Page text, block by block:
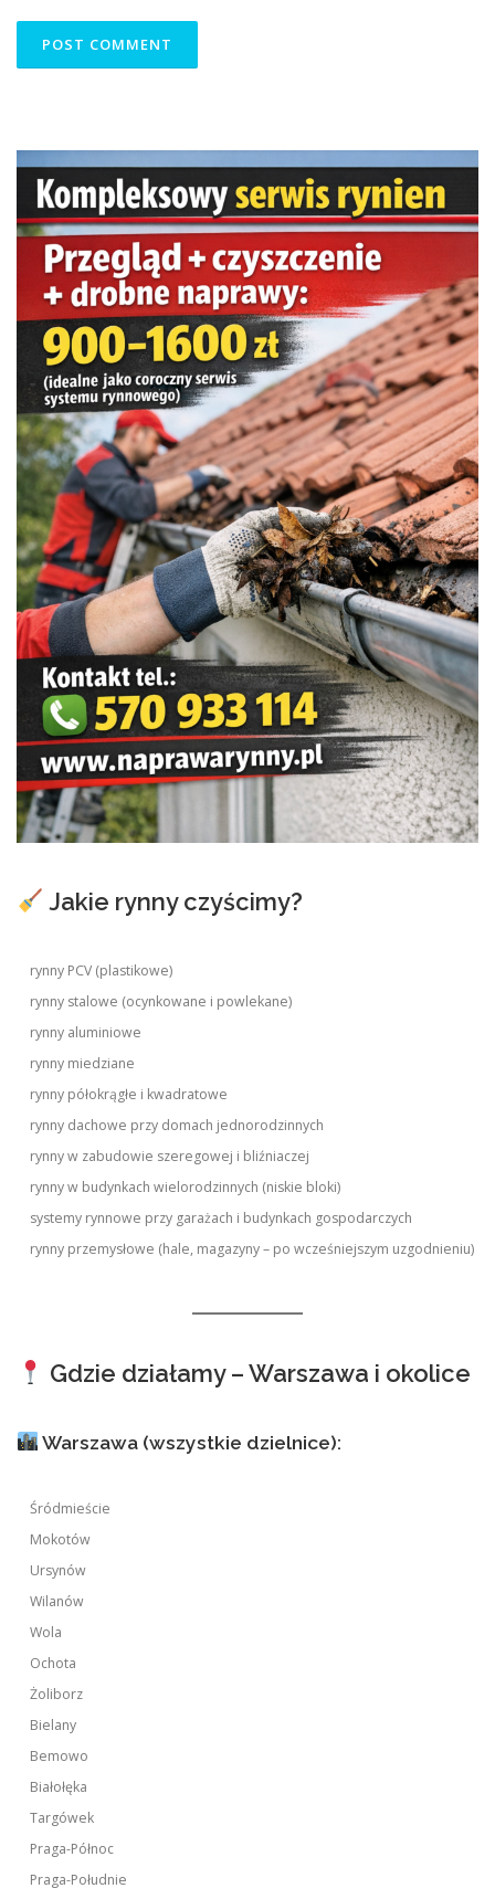
Jakie rynny czyścimy?
rynny PCV (plastikowe)
rynny stalowe (ocynkowane i powlekane)
rynny aluminiowe
rynny miedziane
rynny półokrągłe i kwadratowe
rynny dachowe przy domach jednorodzinnych
rynny w zabudowie szeregowej i bliźniaczej
rynny w budynkach wielorodzinnych (niskie bloki)
systemy rynnowe przy garażach i budynkach gospodarczych
rynny przemysłowe (hale, magazyny – po wcześniejszym uzgodnieniu)
Gdzie działamy – Warszawa i okolice
Warszawa (wszystkie dzielnice):
Śródmieście
Mokotów
Ursynów
Wilanów
Wola
Ochota
Żoliborz
Bielany
Bemowo
Białołęka
Targówek
Praga-Północ
Praga-Południe